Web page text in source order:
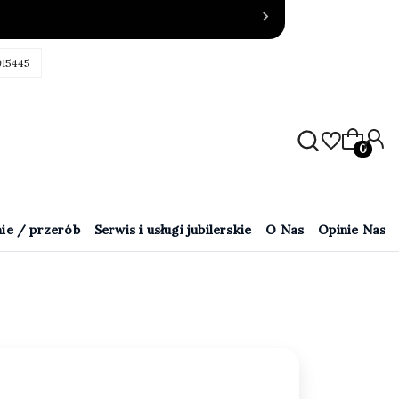
/ przerób Serwis i usługi jubilerskie O Nas Opinie